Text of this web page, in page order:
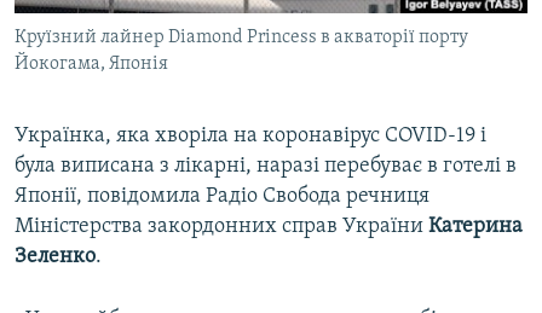
ІНФОГРАФІКА
ДОЛУЧАЙСЯ!
Усі сайти RFE/RL
Круїзний лайнер Diamond Princess в акваторії порту
Йокогама, Японія
Українка, яка хворіла на коронавірус COVID-19 і
була виписана з лікарні, наразі перебуває в готелі в
Японії, повідомила Радіо Свобода речниця
Міністерства закордонних справ України Катерина
Зеленко.